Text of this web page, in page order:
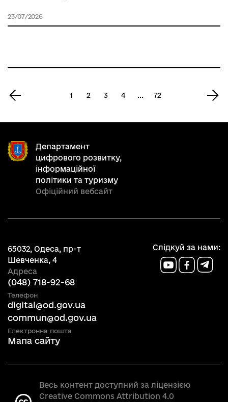
23/07/2026
1 2 3 4 ... 72
Департамент
цифрового розвитку,
інформаційної
політики та туризму
Офіційний вебсайт
65032, Одеса, пр-т
Шевченка, 4
Адреса
Слідкуй за нами:
(048) 718-92-68
Телефон
digital@od.gov.ua
commun@od.gov.ua
Електронна пошта
Мапа сайту
Весь контент доступний за ліцензією
Creative Commons Attribution 4.0